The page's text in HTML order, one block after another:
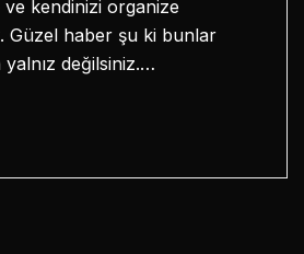
kendinizi organize
Güzel haber şu ki bunlar
değilsiniz.…